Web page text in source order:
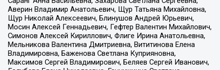
Аверин Владимир Анатольевич, Щур Татьяна Михайловна,
Щур Николай Алексеевич, Блинушов Андрей Юрьевич,
Мосин Алексей Геннадьевич, Гефтер Валентин Михайлович,
Симонов Алексей Кириллович, Флиге Ирина Анатольевна,
Мельникова Валентина Дмитриевна, Вититинова Елена
Владимировна, Баженова Светлана Куприяновна,
Максимов Сергей Владимирович, Беляев Сергей Иванович,